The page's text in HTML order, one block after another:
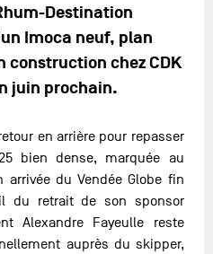
Destination
Imoca neuf, plan
construction chez CDK
juin prochain.
en arrière pour repasser
bien dense, marquée au
du Vendée Globe fin
du retrait de son sponsor
Alexandre Fayeulle reste
auprès du skipper,